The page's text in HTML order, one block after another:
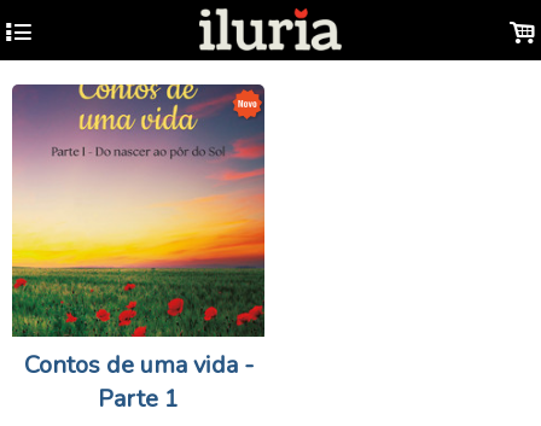
4 .
Contos de uma vida -
Parte 1